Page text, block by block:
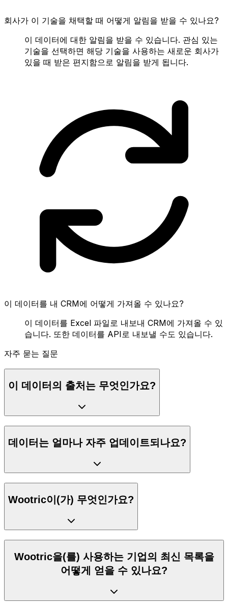
회사가 이 기술을 채택할 때 어떻게 알림을 받을 수 있나요?
이 데이터에 대한 알림을 받을 수 있습니다. 관심 있는
기술을 선택하면 해당 기술을 사용하는 새로운 회사가
있을 때 받은 편지함으로 알림을 받게 됩니다.
이 데이터를 내 CRM에 어떻게 가져올 수 있나요?
이 데이터를 Excel 파일로 내보내 CRM에 가져올 수 있
습니다. 또한 데이터를 API로 내보낼 수도 있습니다.
자주 묻는 질문
이 데이터의 출처는 무엇인가요?
데이터는 얼마나 자주 업데이트되나요?
Wootric이(가) 무엇인가요?
Wootric을(를) 사용하는 기업의 최신 목록을
어떻게 얻을 수 있나요?